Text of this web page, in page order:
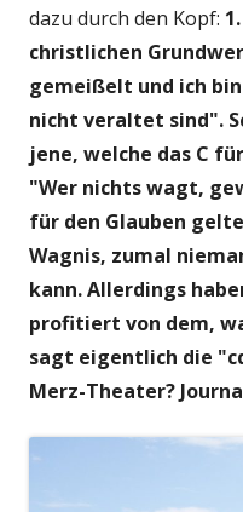
dazu durch den Kopf:
christlichen
gemeißelt und ich
nicht veraltet sind".
jene, welche das C
"Wer nichts wagt,
für den Glauben
Wagnis, zumal
kann. Allerdings
profitiert von dem,
sagt eigentlich die
Merz-Theater?